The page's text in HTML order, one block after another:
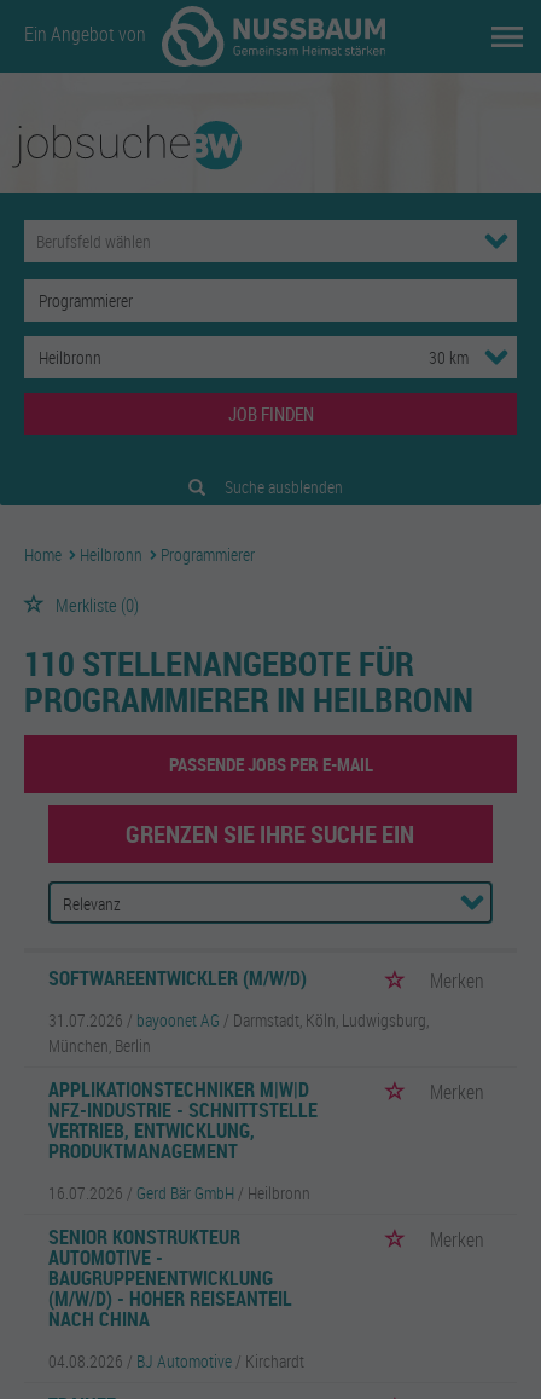
Ein Angebot von
JOB FINDEN
Suche ausblenden
Home Heilbronn Programmierer
Merkliste (0)
110 STELLENANGEBOTE FÜR
PROGRAMMIERER IN HEILBRONN
PASSENDE JOBS PER E-MAIL
GRENZEN SIE IHRE SUCHE EIN
SOFTWAREENTWICKLER (M/W/D) Merken
31.07.2026 / bayoonet AG / Darmstadt, Köln, Ludwigsburg,
München, Berlin
APPLIKATIONSTECHNIKER M|W|D
NFZ-INDUSTRIE - SCHNITTSTELLE
VERTRIEB, ENTWICKLUNG,
PRODUKTMANAGEMENT
Merken
16.07.2026 / Gerd Bär GmbH / Heilbronn
SENIOR KONSTRUKTEUR
AUTOMOTIVE -
BAUGRUPPENENTWICKLUNG
(M/W/D) - HOHER REISEANTEIL
NACH CHINA
Merken
04.08.2026 / BJ Automotive / Kirchardt